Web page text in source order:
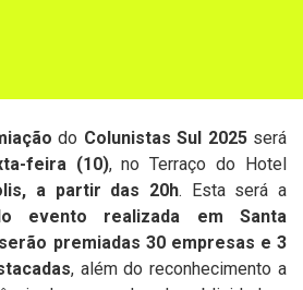
do Colunistas Sul 2025será
feira (10), no Terraço do Hotel
a partir das 20h. Esta será a
evento realizada em Santa
serão premiadas 30 empresas e 3
, além do reconhecimento a